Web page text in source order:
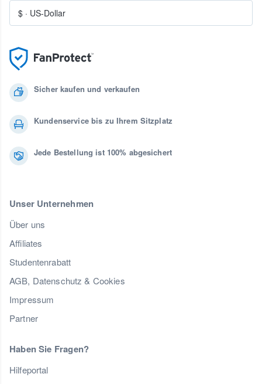
Sicher kaufen und verkaufen
Kundenservice bis zu Ihrem Sitzplatz
Jede Bestellung ist 100% abgesichert
Unser Unternehmen
Über uns
Affiliates
Studentenrabatt
AGB, Datenschutz & Cookies
Impressum
Partner
Haben Sie Fragen?
Hilfeportal
$ · US-Dollar